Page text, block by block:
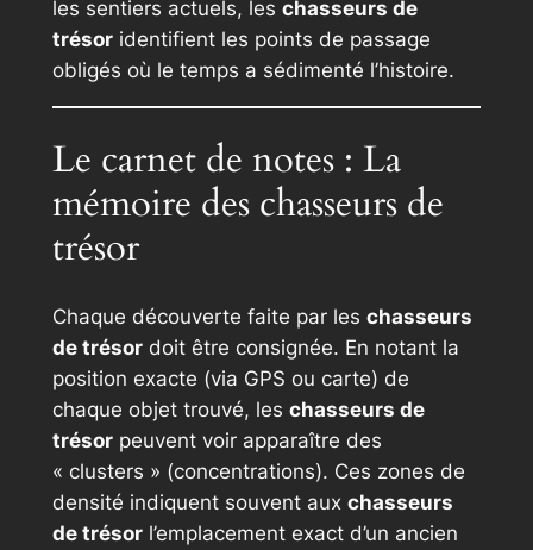
les sentiers actuels, les chasseurs de
trésoridentifient les points de passage
obligés où le temps a sédimenté l’histoire.
Le carnet de notes : La
mémoire des chasseurs de
trésor
Chaque découverte faite par les chasseurs
de trésordoit être consignée. En notant la
position exacte (via GPS ou carte) de
chaque objet trouvé, les chasseurs de
trésorpeuvent voir apparaître des
« clusters » (concentrations). Ces zones de
densité indiquent souvent aux chasseurs
de trésorl’emplacement exact d’un ancien